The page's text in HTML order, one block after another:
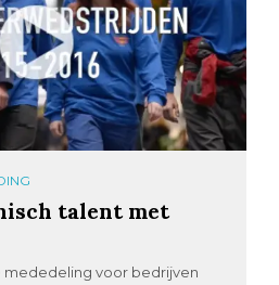
talent met
mededeling voor bedrijven